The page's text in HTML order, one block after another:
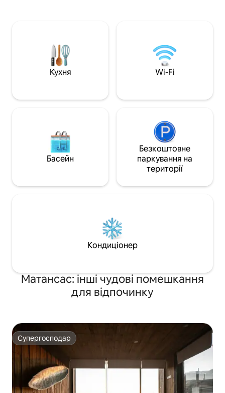
супермаркету. - 2,5 км від La Vega de
pupuya. - 4 км від Матансаса. - 24 км від
Пуертесільо (40 хвилин). - Лічильники
від арени Пупуя-Падель У ДОЩОВІ дні
маршрут. Тут є
ресторани з
місцевою їжею
Кухня Wi-Fi
Басейн
Безкоштовне
паркування на
території
Кондиціонер
Матансас: інші чудові помешкання
для відпочинку
Супергосподар
Супергосподар